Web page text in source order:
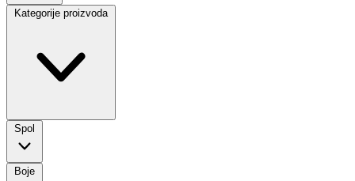
Kategorije proizvoda
Spol
Boje